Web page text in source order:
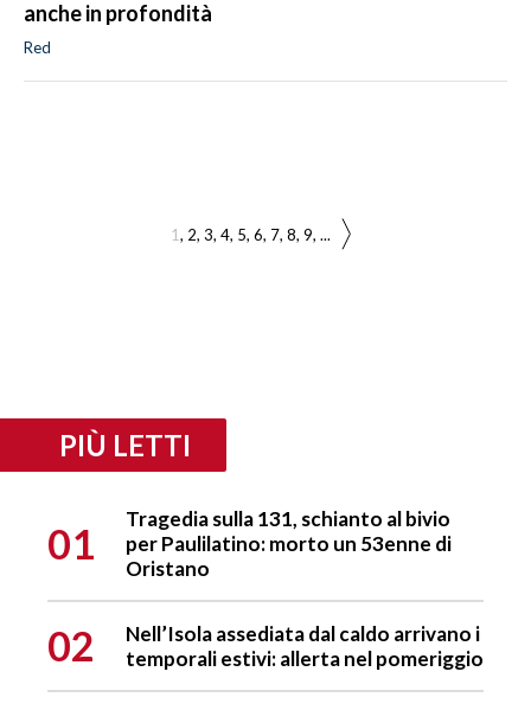
anche in profondità
Red
1 2 3 4 5 6 7 8 9 ...
PIÙ LETTI
01
Tragedia sulla 131, schianto al bivio
per Paulilatino: morto un 53enne di
Oristano
02
Nell’Isola assediata dal caldo arrivano i
temporali estivi: allerta nel pomeriggio